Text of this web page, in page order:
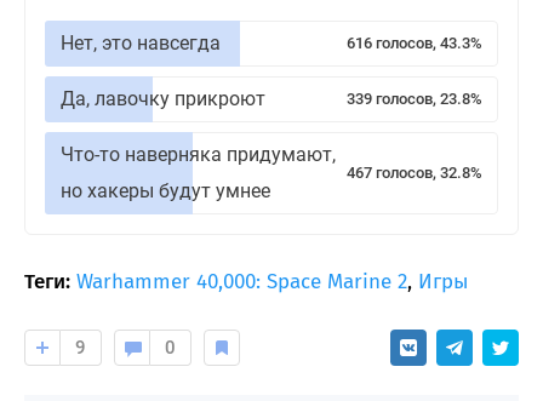
Нет, это навсегда 616 голосов, 43.3%
Да, лавочку прикроют 339 голосов, 23.8%
Что-то наверняка придумают,
но хакеры будут умнее
467 голосов, 32.8%
Теги: Warhammer 40,000: Space Marine 2, Игры
9 0